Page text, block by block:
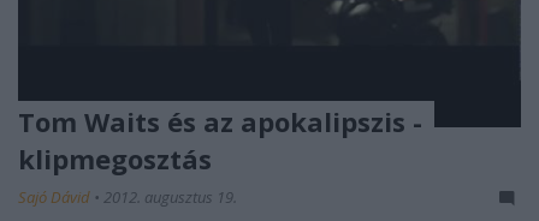
Tom Waits és az apokalipszis -
klipmegosztás
Sajó Dávid • 2012. augusztus 19.